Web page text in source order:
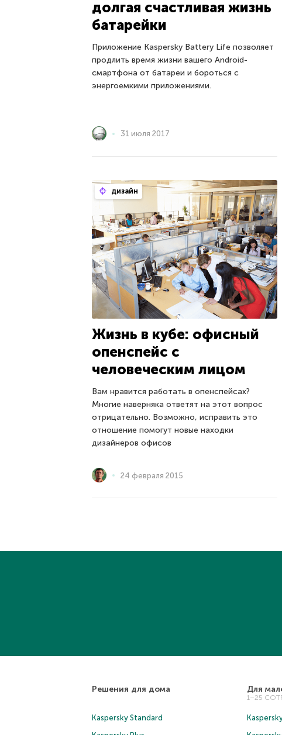
долгая счастливая жизнь
батарейки
Приложение Kaspersky Battery Life позволяет
продлить время жизни вашего Android-
смартфона от батареи и бороться с
энергоемкими приложениями.
31 июля 2017
дизайн
Жизнь в кубе: офисный
опенспейс с
человеческим лицом
Вам нравится работать в опенспейсах?
Многие наверняка ответят на этот вопрос
отрицательно. Возможно, исправить это
отношение помогут новые находки
дизайнеров офисов
24 февраля 2015
Решения для дома
Kaspersky Standard
Для
1–25